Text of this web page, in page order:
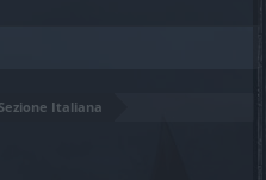
Sezione Italiana